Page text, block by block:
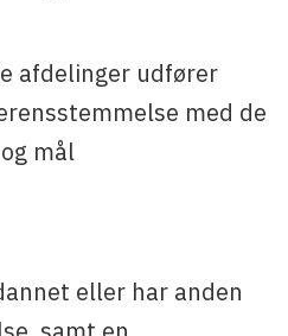
afdelinger udfører
med de
mål
eller har anden